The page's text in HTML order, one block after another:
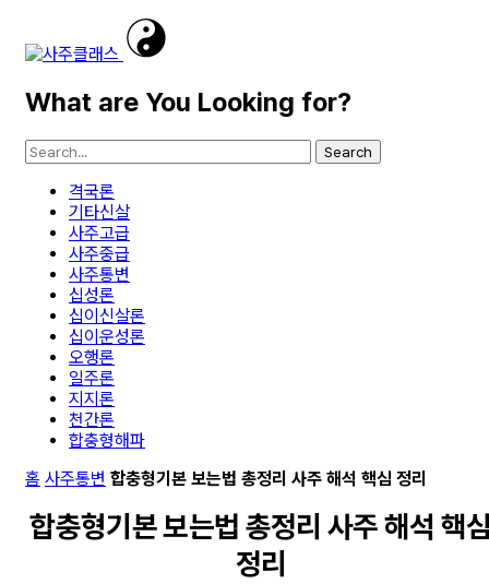
What are You Looking for?
Search
격국론
기타신살
사주고급
사주중급
사주통변
십성론
십이신살론
십이운성론
오행론
일주론
지지론
천간론
합충형해파
홈 사주통변 합충형기본 보는법 총정리 사주 해석 핵심 정리
합충형기본 보는법 총정리 사주 해석 핵
정리